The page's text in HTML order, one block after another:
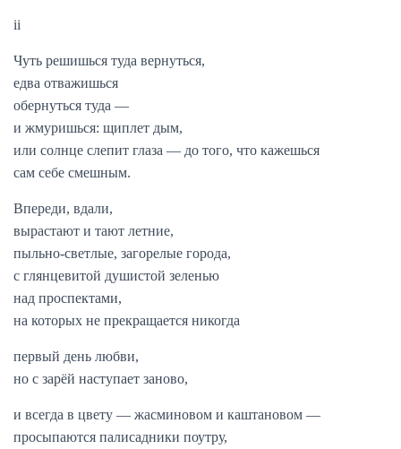
ii
Чуть решишься туда вернуться,
едва отважишься
обернуться туда —
и жмуришься: щиплет дым,
или солнце слепит глаза — до того, что кажешься
сам себе смешным.
Впереди, вдали,
вырастают и тают летние,
пыльно-светлые, загорелые города,
с глянцевитой душистой зеленью
над проспектами,
на которых не прекращается никогда
первый день любви,
но с зарёй наступает заново,
и всегда в цвету — жасминовом и каштановом —
просыпаются палисадники поутру,